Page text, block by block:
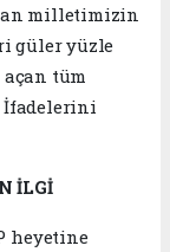
an milletimizin
güler yüzle
tüm
İfadelerini
İLGİ
heyetine